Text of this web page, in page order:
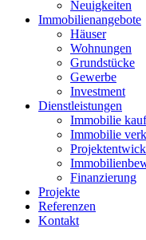
Neuigkeiten
Immobilienangebote
Häuser
Wohnungen
Grundstücke
Gewerbe
Investment
Dienstleistungen
Immobilie
Immobilie
Finanzierung
Projekte
Referenzen
Kontakt